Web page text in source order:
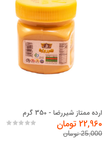
ارده ممتاز شیررضا - 350 گرم
22,960 تومان
25,000 تومان